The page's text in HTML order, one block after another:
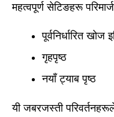
महत्वपूर्ण सेटिङहरू
पूर्वनिर्धारित खोज
गृहपृष्ठ
नयाँ ट्याब पृष्ठ
यी जबरजस्ती